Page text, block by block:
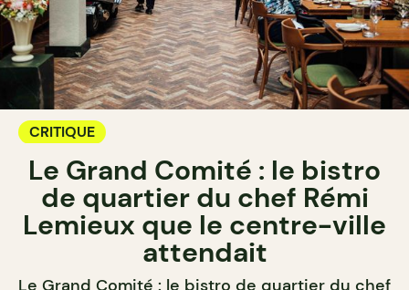
CRITIQUE
Le Grand Comité : le bistro
de quartier du chef Rémi
Lemieux que le centre-ville
attendait
Le Grand Comité : le bistro de quartier du chef